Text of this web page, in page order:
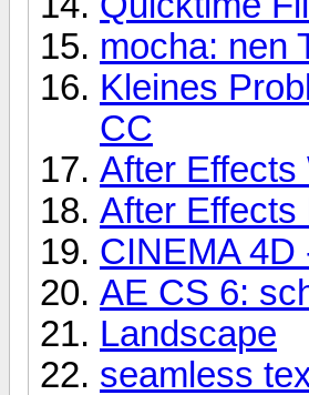
mocha: nen
Kleines
CC
After Effects
After Effects
CINEMA 4D
AE CS 6:
Landscape
seamless